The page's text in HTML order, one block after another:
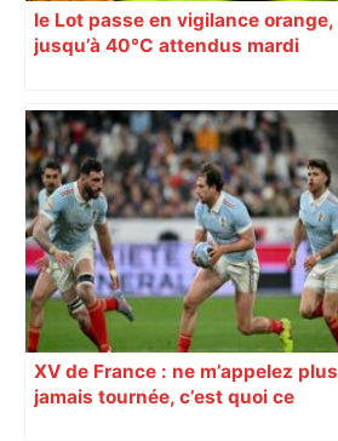
le Lot passe en vigilance orange,
jusqu’à 40°C attendus mardi
XV de France : ne m’appelez plus
jamais tournée, c’est quoi ce